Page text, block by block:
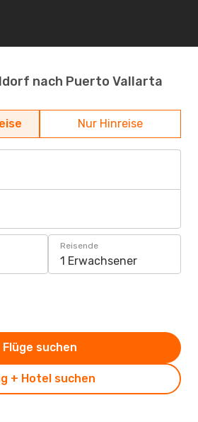
nach Puerto Vallarta
Nur Hinreise
Reisende
1 Erwachsener
+ Hotel suchen
Flüge suchen